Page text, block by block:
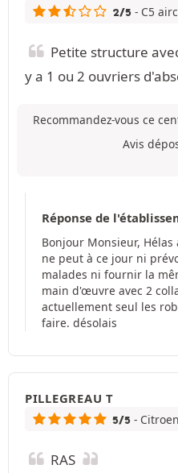
2/5 - C5
Petite structure
y a 1 ou 2 ouvriers
Recommandez-vous ce
Avis
Réponse de
Bonjour Monsieur,
ne peut à ce jour ni
malades ni fournir la
main d'œuvre avec 2
actuellement seul les
faire. désolais
PILLEGREAU T
5/5 -
RAS